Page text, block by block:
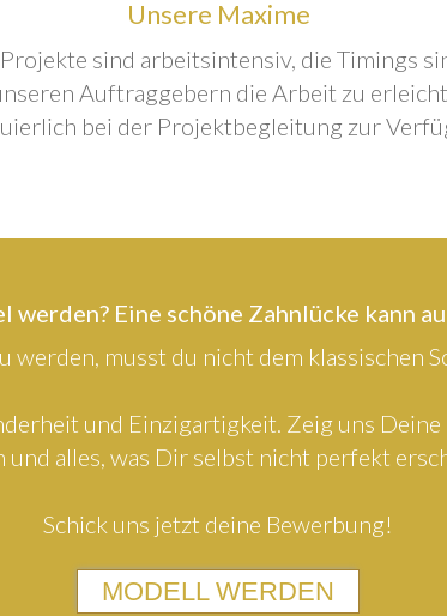
Unsere Maxime
sind arbeitsintensiv, die Timings
Auftraggebern die Arbeit zu
bei der Projektbegleitung zur
werden? Eine schöne Zahnlücke kann
werden, musst du nicht dem klassischen
und Einzigartigkeit. Zeig uns Deine
und alles, was Dir selbst nicht perfekt
Schick uns jetzt deine Bewerbung!
MODELL WERDEN